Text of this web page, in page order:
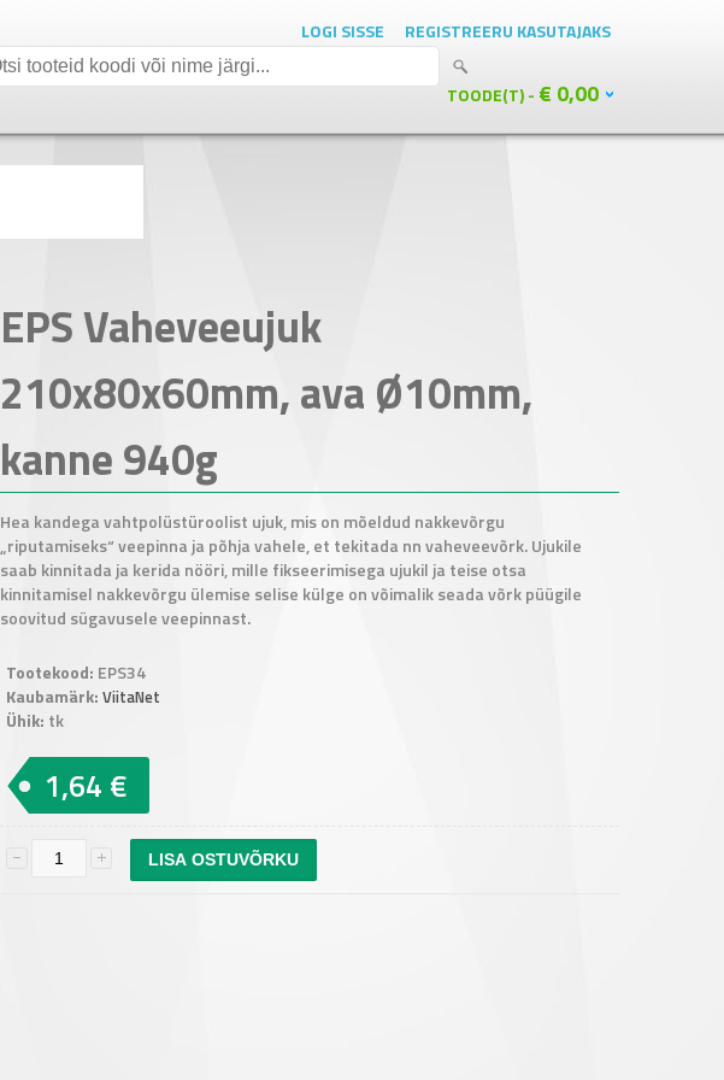
LOGI SISSE REGISTREERU KASUTAJAKS
TOODE(T) - € 0,00
EPS Vaheveeujuk
210x80x60mm, ava Ø10mm,
kanne 940g
Hea kandega vahtpolüstüroolist ujuk, mis on mõeldud nakkevõrgu
„riputamiseks“ veepinna ja põhja vahele, et tekitada nn vaheveevõrk. Ujukile
saab kinnitada ja kerida nööri, mille fikseerimisega ujukil ja teise otsa
kinnitamisel nakkevõrgu ülemise selise külge on võimalik seada võrk püügile
soovitud sügavusele veepinnast.
Tootekood: EPS34
Kaubamärk: ViitaNet
Ühik: tk
1,64 €